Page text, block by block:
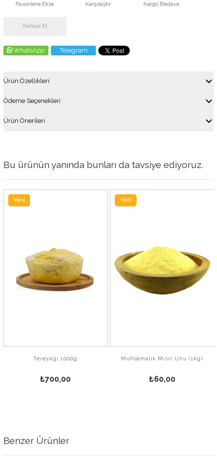
Favorilere Ekle Karşılaştır Kargo Bedava
Tavsiye Et
WhatsApp Telegram
Ürün Özellikleri
Ödeme Seçenekleri
Ürün Önerileri
Bu ürünün yanında bunları da tavsiye ediyoruz.
Tereyağı 1000g
₺700,00
Yeni
Muhlamalık Mısır Unu (1kg)
₺60,00
Yeni
Benzer Ürünler